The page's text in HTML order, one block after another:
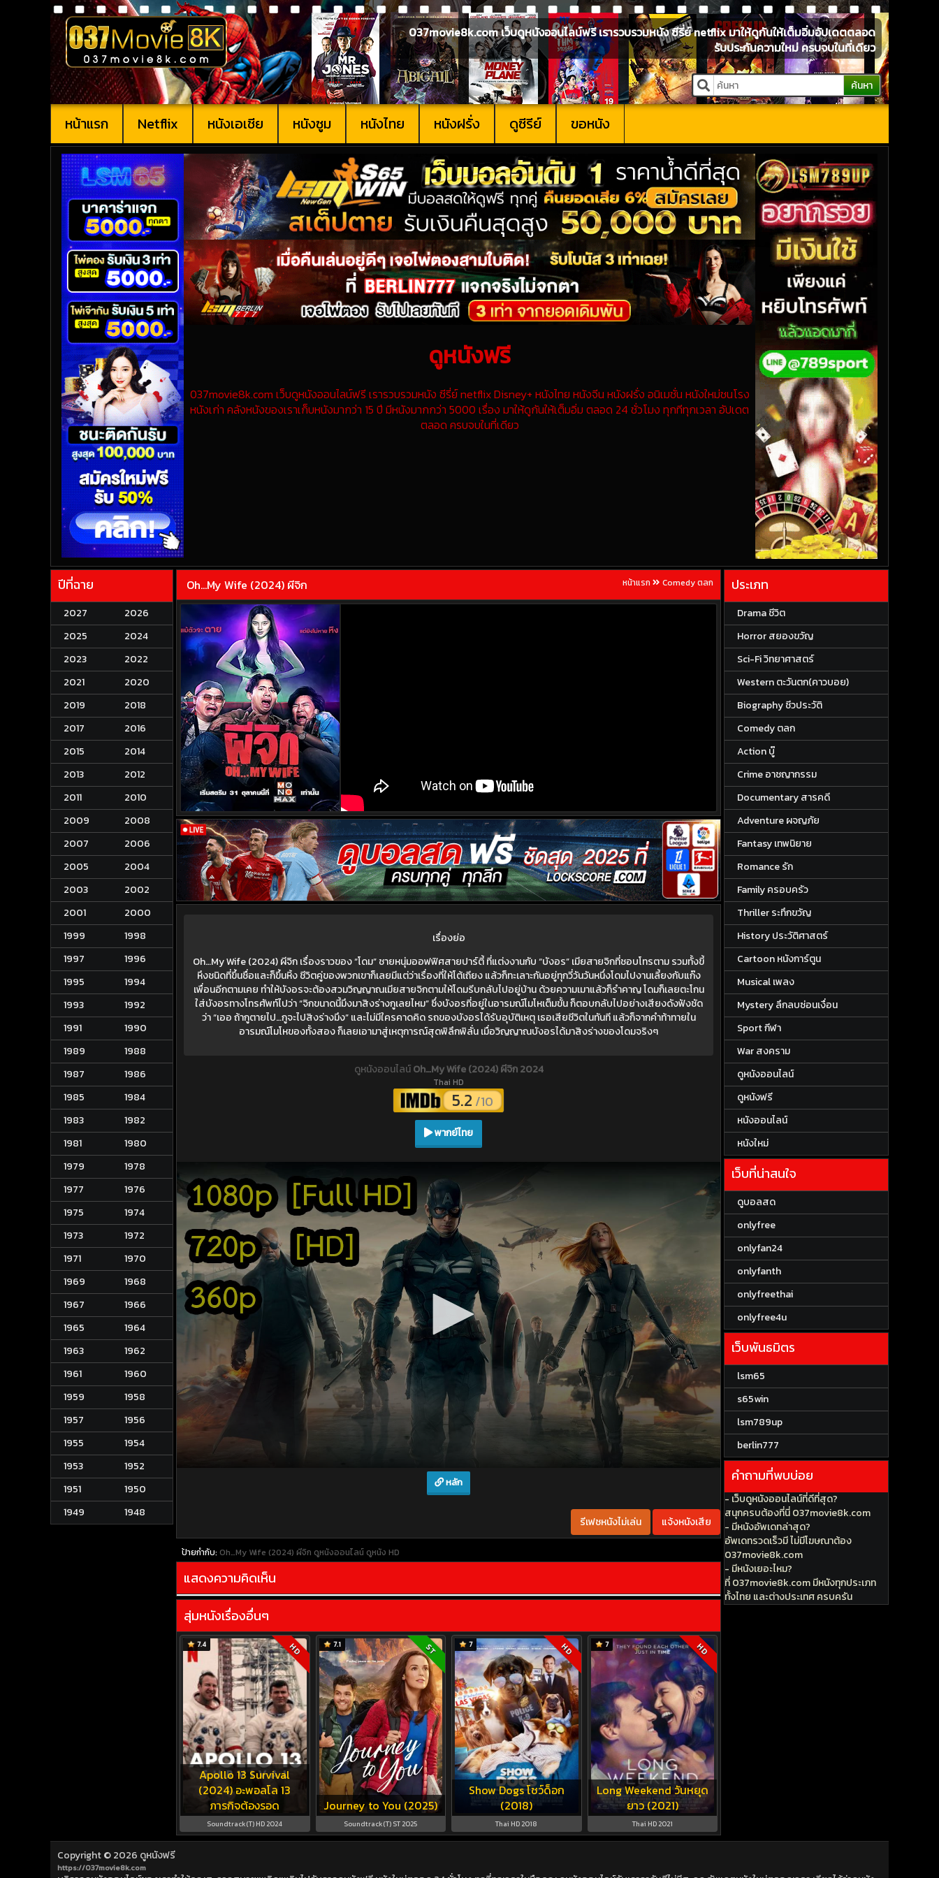
037movie8k.com เว็บดูหนังออนไลน์ฟรี เรารวบรวมหนัง ซีรี่ย์ netflix มาให้ดูกันให้เต็มอิ่มอัปเดตตลอด
รับประกันความใหม่ ครบจบในที่เดียว
ค้นหา
หน้าแรก Netflix หนังเอเชีย หนังซูม หนังไทย หนังฝรั่ง ดูซีรีย์ ขอหนัง
ดูหนังฟรี
037movie8k.com เว็บดูหนังออนไลน์ฟรี เรารวบรวมหนัง ซีรี่ย์ netflix Disney+ หนังไทย หนังจีน หนังฝรั่ง อนิเมชั่น หนังใหม่ชนโรง
หนังเก่า คลังหนังของเราเก็บหนังมากว่า 15 ปี มีหนังมากกว่า 5000 เรื่อง มาให้ดูกันให้เต็มอิ่ม ตลอด 24 ชั่วโมง ทุกทีทุกเวลา อัปเดต
ตลอด ครบจบในที่เดียว
ปีที่ฉาย
2027
2026
2025
2024
2023
2022
2021
2020
2019
2018
2017
2016
2015
2014
2013
2012
2011
2010
2009
2008
2007
2006
2005
2004
2003
2002
2001
2000
1999
1998
1997
1996
1995
1994
1993
1992
1991
1990
1989
1988
1987
1986
1985
1984
1983
1982
1981
1980
1979
1978
1977
1976
1975
1974
1973
1972
1971
1970
1969
1968
1967
1966
1965
1964
1963
1962
1961
1960
1959
1958
1957
1956
1955
1954
1953
1952
1951
1950
1949
1948
Oh…My Wife (2024) ผีจิก หน้าแรก Comedy ตลก
เรื่องย่อ
Oh…My Wife (2024) ผีจิก เรื่องราวของ “โดม” ชายหนุ่มออฟฟิศสายปาร์ตี้ ที่แต่งงานกับ “บังอร” เมียสายจิกที่ชอบโทรตาม รวมทั้งขี้
หึงชนิดที่ขึ้นชื่อและก็ขึ้นหิ้ง ชีวิตคู่ของพวกเขาก็เลยมีแต่ว่าเรื่องที่ให้โต้เถียง แล้วก็ทะเลาะกันอยู่ทุกวี่วันวันหนึ่งโดมไปงานเลี้ยงกับแก๊ง
เพื่อนอีกตามเคย ทำให้บังอรจะต้องสวมวิญญาณเมียสายจิกตามให้โดมรีบกลับไปอยู่บ้าน ด้วยความเมาแล้วก็รำคาญ โดมก็เลยตะโกน
ใส่บังอรทางโทรศัพท์ไปว่า “จิกขนาดนี้มึงมาสิงร่างกูเลยไหม” ซึ่งบังอรที่อยู่ในอารมณ์โมโหเต็มขั้น ก็ตอบกลับไปอย่างเสียงดังฟังชัด
ว่า “เออ ถ้ากูตายไป…กูจะไปสิงร่างมึง” และไม่มีใครคาดคิด รถของบังอรได้รับอุบัติเหตุ เธอเสียชีวิตในทันที แล้วก็จากคำท้าทายใน
อารมณ์โมโหของทั้งสอง ก็เลยเอามาสู่เหตุการณ์สุดพิลึกพิลั่น เมื่อวิญญาณบังอรได้มาสิงร่างของโดมจริงๆ
ดูหนังออนไลน์Oh…My Wife (2024) ผีจิก 2024
Thai HD
5.2 /10
พากย์ไทย
หลัก
รีเฟชหนังไม่เล่น แจ้งหนังเสีย
ป้ายกำกับ: Oh…My Wife (2024) ผีจิก ดูหนังออนไลน์ ดูหนัง HD
แสดงความคิดเห็น
สุ่มหนังเรื่องอื่นๆ
Apollo 13 Survival
(2024) อะพอลโล 13
ภารกิจต้องรอด
7.4 HD
Soundtrack(T) HD 2024
Journey to You (2025)
7.1 ST
Soundtrack(T) ST 2025
Show Dogs โชว์ด็อก
(2018)
7 HD
Thai HD 2018
Long Weekend วันหยุด
ยาว (2021)
7 HD
Thai HD 2021
ประเภท
Drama ชีวิต
Horror สยองขวัญ
Sci-Fi วิทยาศาสตร์
Western ตะวันตก(คาวบอย)
Biography ชีวประวัติ
Comedy ตลก
Action บู๊
Crime อาชญากรรม
Documentary สารคดี
Adventure ผจญภัย
Fantasy เทพนิยาย
Romance รัก
Family ครอบครัว
Thriller ระทึกขวัญ
History ประวัติศาสตร์
Cartoon หนังการ์ตูน
Musical เพลง
Mystery ลึกลบซ่อนเงื่อน
Sport กีฬา
War สงคราม
ดูหนังออนไลน์
ดูหนังฟรี
หนังออนไลน์
หนังใหม่
เว็บที่น่าสนใจ
ดูบอลสด
onlyfree
onlyfan24
onlyfanth
onlyfreethai
onlyfree4u
เว็บพันธมิตร
lsm65
s65win
lsm789up
berlin777
คำถามที่พบบ่อย
- เว็บดูหนังออนไลน์ที่ดีที่สุด?
สนุกครบต้องที่นี่ 037movie8k.com
- มีหนังอัพเดทล่าสุด?
อัพเดทรวดเร็วมี ไม่มีโฆษณาต้อง
037movie8k.com
- มีหนังเยอะไหม?
ที่ 037movie8k.com มีหนังทุกประเภท
ทั้งไทย และต่างประเทศ ครบครัน
Copyright © 2026 ดูหนังฟรี
https://037movie8k.com